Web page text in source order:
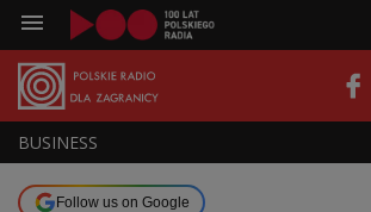
BUSINESS
Follow us on Google